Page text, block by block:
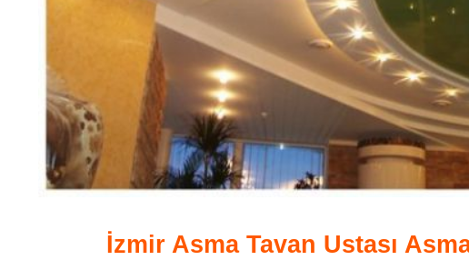
İzmir Asma Tavan Ustası